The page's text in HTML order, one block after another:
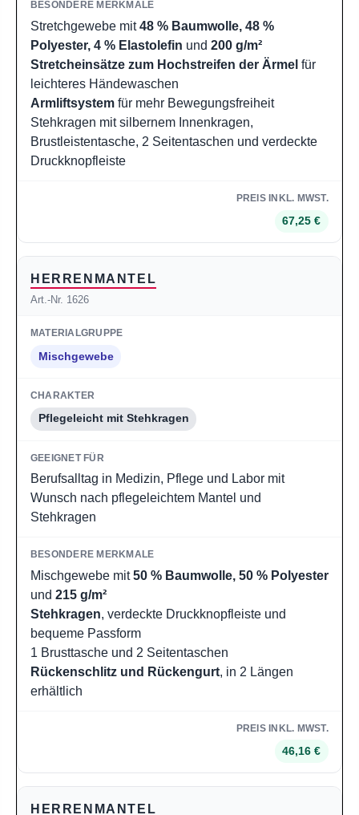
Stretchgewebe mit48 % Baumwolle, 48 %
Polyester, 4 % Elastolefin und 200 g/m²
Stretcheinsätze zum Hochstreifen der Ärmel für
leichteres Händewaschen
Armliftsystem für mehr Bewegungsfreiheit
Stehkragen mit silbernem Innenkragen,
Brustleistentasche, 2 Seitentaschen und verdeckte
Druckknopfleiste
67,25 €
HERRENMANTEL
Art.-Nr. 1626
Mischgewebe
Pflegeleicht mit Stehkragen
Berufsalltag in Medizin, Pflege und Labor mit
Wunsch nach pflegeleichtem Mantel und
Stehkragen
Mischgewebe mit50 % Baumwolle, 50 % Polyester
und 215 g/m²
Stehkragen, verdeckte Druckknopfleiste und
bequeme Passform
1 Brusttasche und 2 Seitentaschen
Rückenschlitz und Rückengurt, in 2 Längen
erhältlich
46,16 €
HERRENMANTEL